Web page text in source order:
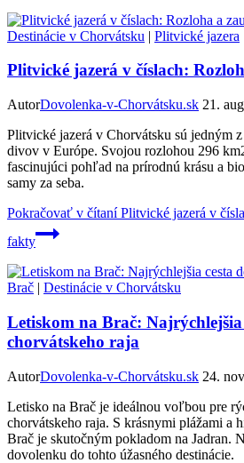
Destinácie v Chorvátsku | Plitvické jazera
Plitvické jazerá v číslach:
AutorDovolenka-v-Chorvátsku.sk 21.
Plitvické jazerá v Chorvátsku sú jedným
divov v Európe. Svojou rozlohou 296
fascinujúci pohľad na prírodnú krásu a
samy za seba.
Pokračovať v čítaníPlitvické jazerá v
fakty
Brač | Destinácie v Chorvátsku
Letiskom na Brač: Najrýchlejšia
chorvátskeho raja
AutorDovolenka-v-Chorvátsku.sk 24.
Letisko na Brač je ideálnou voľbou pre
chorvátskeho raja. S krásnymi plážami a
Brač je skutočným pokladom na Jadran.
dovolenku do tohto úžasného destinácie.